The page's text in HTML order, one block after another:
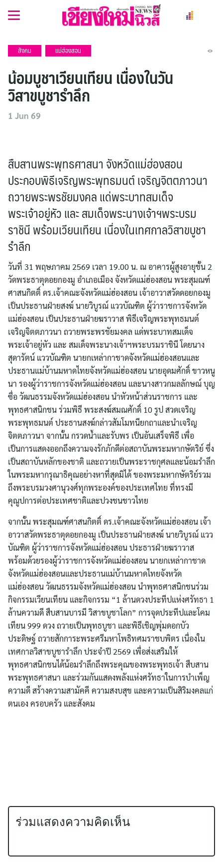
Search
สังคม แม่ฮ่องสอน
น้อมบูชาเวียนเทียน เนื่องในวัน
วิสาขบูชารำลึก
1 Jun 69
สืบสานพระพุทธศาสนา จังหวัดแม่ฮ่องสอน
ประกอบพิธีเจริญพระพุทธมนต์ เจริญจิตตภาวนา
ถวายพระพรชัยมงคล แด่พระบาทสมเด็จ
พระเจ้าอยู่หัว และ สมเด็จพระนางเจ้าฯพระบรม
ราชินี พร้อมเวียนเทียน เนื่องในเทศกาลวิสาขบูชา
รำลึก
วันที่ 31 พฤษภาคม 2569 เวลา 19.00 น. ณ อาคารผู้สูงอายุชั้น 2
วัดพระธาตุดอยกองมู อำเภอเมือง จังหวัดแม่ฮ่องสอน พระสุมณฑ์
ศาสนกิตติ์ ดร.เจ้าคณะจังหวัดแม่ฮ่องสอน เจ้าอาวาสวัดดอยกองมู
เป็นประธานฝ่ายสงฆ์ นายวิบูรณ์ แววบัณฑิต ผู้ว่าราชการจังหวัด
แม่ฮ่องสอน เป็นประธานฝ่ายฆราวาส พิธีเจริญพระพุทธมนต์
เจริญจิตตภาวนา ถวายพระพรชัยมงคล แด่พระบาทสมเด็จ
พระเจ้าอยู่หัว และ สมเด็จพระนางเจ้าฯพระบรมราชินี โดยนาง
สุดารัตน์ แววบัณฑิต นายกเหล่ากาชาดจังหวัดแม่ฮ่องสอนและ
ประธานแม่บ้านมหาดไทยจังหวัดแม่ฮ่องสอน นายอุดมศักดิ์ ขาวหนู
นา รองผู้ว่าราชการจังหวัดแม่ฮ่องสอน และนางสาวกมลลักษณ์ บุญ
ซื่อ วัฒนธรรมจังหวัดแม่ฮ่องสอน นำหัวหน้าส่วนราชการ และ
พุทธศาสนิกชน ร่วมพิธี พระสงฆ์สมณศักดิ์ 10 รูป สวดเจริญ
พระพุทธมนต์ ประธานสงฆ์กล่าวสัมโมทนียกถาและนำเจริญ
จิตตภาวนา จากนั้น กรวดน้ำและรับพร เป็นอันเสร็จพิธี เพื่อ
เป็นการแสดงออกถึงความจงรักภักดีต่อสถาบันพระมหากษัตริย์ ซึ่ง
เป็นสถาบันหลักของชาติ และถวายเป็นพระราชกุศลและน้อมรำลึก
ในพระมหากรุณาธิคุณอย่างหาที่สุดมิได้ ของพระมหากษัตริย์รวม
ถึงพระบรมวงศานุวงศ์ทุกพระองค์ของประเทศไทย ที่ทรงมี
คุณูปการต่อประเทศชาติและปวงชนชาวไทย
จากนั้น พระสุมณฑ์ศาสนกิตติ์ ดร.เจ้าคณะจังหวัดแม่ฮ่องสอน เจ้า
อาวาสวัดพระธาตุดอยกองมู เป็นประธานฝ่ายสงฆ์ นายวิบูรณ์ แวว
บัณฑิต ผู้ว่าราชการจังหวัดแม่ฮ่องสอน ประธารฝ่ายฆราวาส
พร้อมด้วยรองผู้ว่าราชการจังหวัดแม่ฮ่องสอน นายกเหล่ากาชาด
จังหวัดแม่ฮ่องสอนและประธานแม่บ้านมหาดไทยจังหวัด
แม่ฮ่องสอน วัฒนธรรมจังหวัดแม่ฮ่องสอน นำพุทธศาสนิกชนร่วม
กิจกรรมเวียนเทียน และกิจกรรม “1 ล้านดวงประทีปแห่งศรัทธา 1
ล้านความดี สืบสานบารมี วิสาขบูชาโลก” การจุดประทีปและโคม
เทียน 999 ดวง ถวายเป็นพุทธบูชา และพิธีเชิญพุ่มดอกบัว
ประดิษฐ์ ถวายสักการะพระศรีมหาโพธิทศมราชบพิตร เนื่องใน
เทศกาลวิสาขบูชารำลึก ประจำปี 2569 เพื่อส่งเสริมให้
พุทธศาสนิกชนได้น้อมรำลึกถึงพระคุณของพระพุทธเจ้า สืบสาน
พระพุทธศาสนา และร่วมกันแสดงพลังแห่งศรัทธาในการบำเพ็ญ
ความดี สร้างความสามัคคี ความสงบสุข และความเป็นสิริมงคลแก่
ตนเอง ครอบครัว และสังคม
ร่วมแสดงความคิดเห็น